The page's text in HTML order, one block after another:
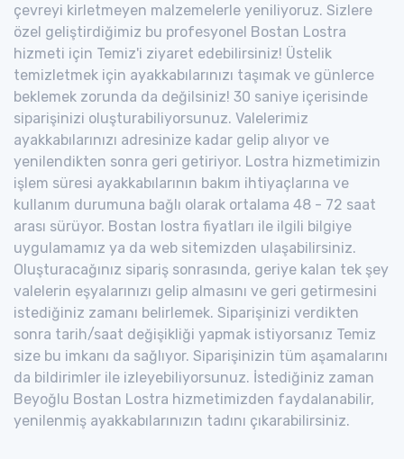
çevreyi kirletmeyen malzemelerle yeniliyoruz. Sizlere
özel geliştirdiğimiz bu profesyonel Bostan Lostra
hizmeti için Temiz'i ziyaret edebilirsiniz! Üstelik
temizletmek için ayakkabılarınızı taşımak ve günlerce
beklemek zorunda da değilsiniz! 30 saniye içerisinde
siparişinizi oluşturabiliyorsunuz. Valelerimiz
ayakkabılarınızı adresinize kadar gelip alıyor ve
yenilendikten sonra geri getiriyor. Lostra hizmetimizin
işlem süresi ayakkabılarının bakım ihtiyaçlarına ve
kullanım durumuna bağlı olarak ortalama 48 - 72 saat
arası sürüyor. Bostan lostra fiyatları ile ilgili bilgiye
uygulamamız ya da web sitemizden ulaşabilirsiniz.
Oluşturacağınız sipariş sonrasında, geriye kalan tek şey
valelerin eşyalarınızı gelip almasını ve geri getirmesini
istediğiniz zamanı belirlemek. Siparişinizi verdikten
sonra tarih/saat değişikliği yapmak istiyorsanız Temiz
size bu imkanı da sağlıyor. Siparişinizin tüm aşamalarını
da bildirimler ile izleyebiliyorsunuz. İstediğiniz zaman
Beyoğlu Bostan Lostra hizmetimizden faydalanabilir,
yenilenmiş ayakkabılarınızın tadını çıkarabilirsiniz.